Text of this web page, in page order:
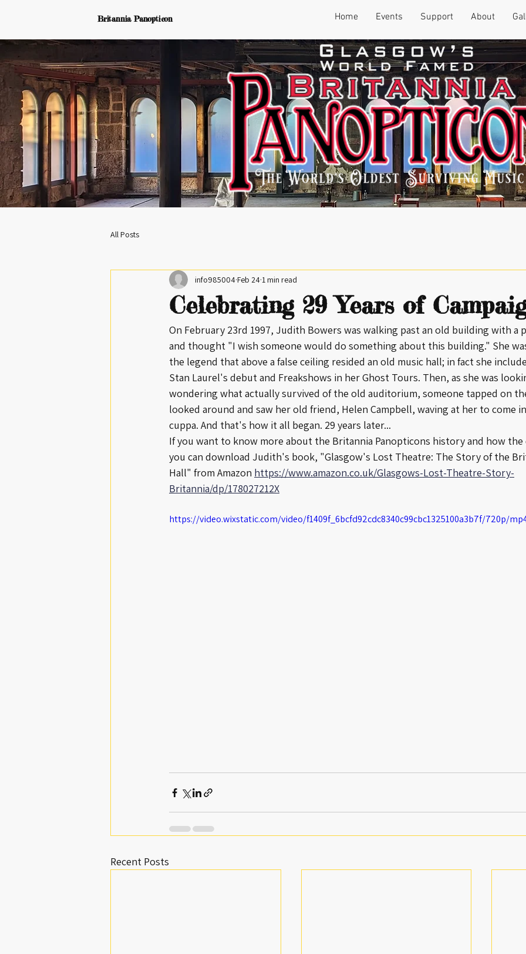
Britannia Panopticon Home Events Support About
All Posts
Celebrating 29 Years of
info985004Feb 24 1 min read
On February 23rd 1997, Judith Bowers was walking past an old building with a
and thought "I wish someone would do something about this building." She
the legend that above a false ceiling resided an old music hall; in fact she
Stan Laurel's debut and Freakshows in her Ghost Tours. Then, as she was
wondering what actually survived of the old auditorium, someone tapped on
looked around and saw her old friend, Helen Campbell, waving at her to come
cuppa. And that's how it all began. 29 years later...
If you want to know more about the Britannia Panopticons history and how the
you can download Judith's book, "Glasgow's Lost Theatre: The Story of the
Hall" from Amazon https://www.amazon.co.uk/Glasgows-Lost-Theatre-Story-
Britannia/dp/178027212X
https://video.wixstatic.com/video/f1409f_6bcfd92cdc8340c99cbc1325100a3b7f/720p/
Recent Posts